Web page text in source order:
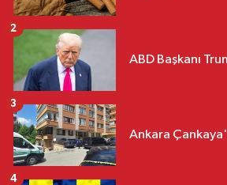
ABD Başkanı
2
Ankara
3
4